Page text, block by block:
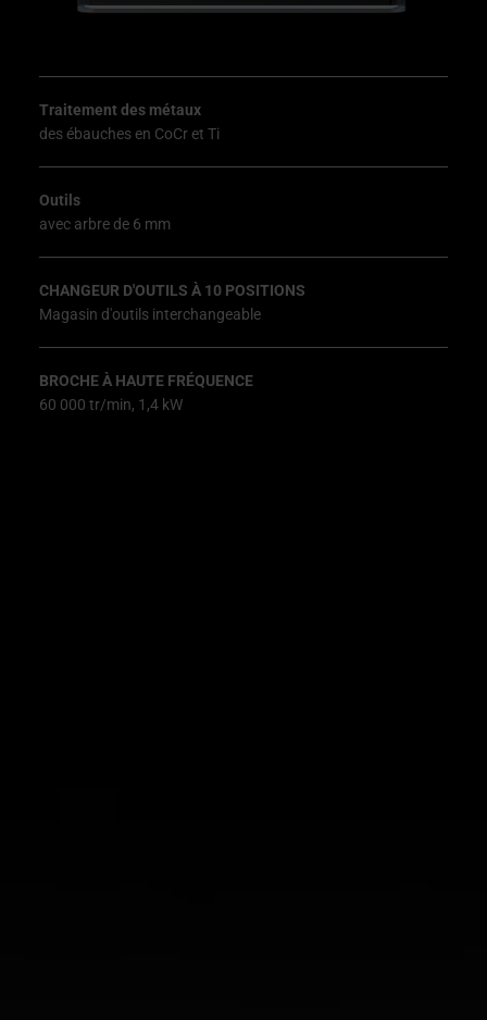
Traitement des métaux
des ébauches en CoCr et Ti
Outils
avec arbre de 6 mm
CHANGEUR D'OUTILS À 10 POSITIONS
Magasin d'outils interchangeable
BROCHE À HAUTE FRÉQUENCE
60 000 tr/min, 1,4 kW